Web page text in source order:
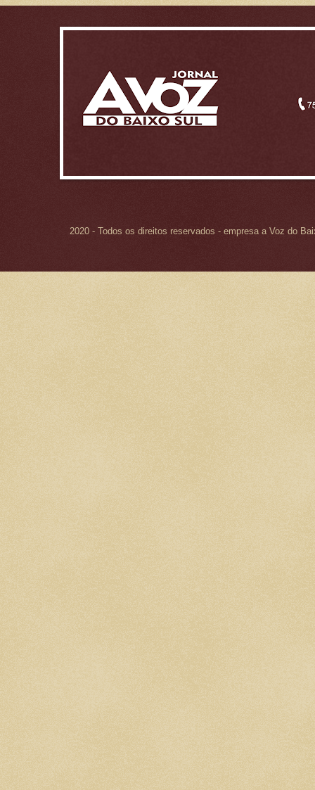
2020 - Todos os direitos reservados - empresa a Voz do